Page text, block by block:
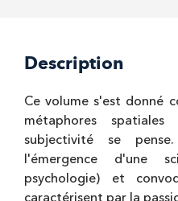
Description
Ce volume s'est donné
métaphores
subjectivité se
l'émergence d'une
psychologie) et
caractérisent par la